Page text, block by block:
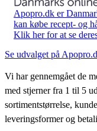
Apopro.dk er
kan købe recept- og
Klik her for at se
Se udvalget på
Vi har gennemgået de
med stjerner fra 1 til 5
sortimentstørrelse,
leveringsformer og